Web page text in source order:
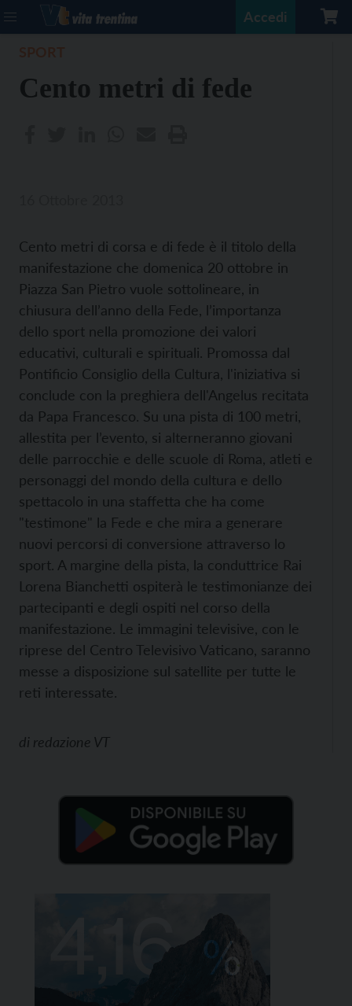
Accedi
Cento metri di fede
Cento metri di corsa e di fede è il titolo della
manifestazione che domenica 20 ottobre in
Piazza San Pietro vuole sottolineare, in
chiusura dell’anno della Fede, l’importanza
dello sport nella promozione dei valori
educativi, culturali e spirituali. Promossa dal
Pontificio Consiglio della Cultura, l'iniziativa si
conclude con la preghiera dell'Angelus recitata
da Papa Francesco. Su una pista di 100 metri,
allestita per l’evento, si alterneranno giovani
delle parrocchie e delle scuole di Roma, atleti e
personaggi del mondo della cultura e dello
spettacolo in una staffetta che ha come
"testimone" la Fede e che mira a generare
nuovi percorsi di conversione attraverso lo
sport. A margine della pista, la conduttrice Rai
Lorena Bianchetti ospiterà le testimonianze dei
partecipanti e degli ospiti nel corso della
manifestazione. Le immagini televisive, con le
riprese del Centro Televisivo Vaticano, saranno
messe a disposizione sul satellite per tutte le
reti interessate.
di redazione VT